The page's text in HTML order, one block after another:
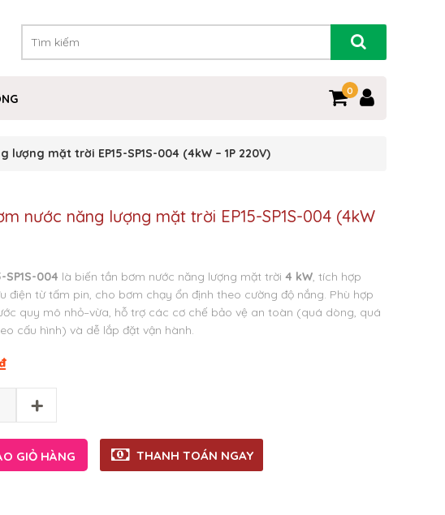
0
lượng mặt trời EP15-SP1S-004 (4kW – 1P 220V)
nước năng lượng mặt trời EP15-SP1S-004 (4kW
SP1S-004 là biến tần bơm nước năng lượng mặt trời 4 kW, tích hợp
điện từ tấm pin, cho bơm chạy ổn định theo cường độ nắng. Phù hợp
quy mô nhỏ–vừa, hỗ trợ các cơ chế bảo vệ an toàn (quá dòng, quá
cấu hình) và dễ lắp đặt vận hành.
+
GIỎ HÀNG THANH TOÁN NGAY